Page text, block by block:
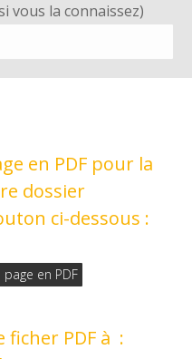
vous la connaissez)
en PDF pour la
dossier
ci-dessous :
en PDF
ficher PDF à :